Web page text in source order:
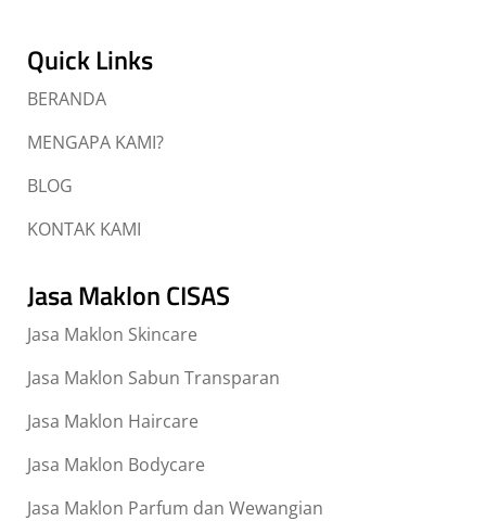
Quick Links
BERANDA
MENGAPA KAMI?
BLOG
KONTAK KAMI
Jasa Maklon CISAS
Jasa Maklon Skincare
Jasa Maklon Sabun Transparan
Jasa Maklon Haircare
Jasa Maklon Bodycare
Jasa Maklon Parfum dan Wewangian